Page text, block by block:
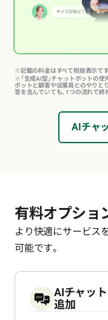
※記載の料金はすべて税抜表示です
※「生成AI型」チャットボットの使
ボットと顧客や従業員とのやりと
答を含んでいても、1つの流れで終
AIチャ
有料オプショ
より快適にサービス
可能です。
AIチャット
追加